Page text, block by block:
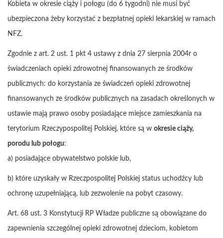
Kobieta w okresie ciąży i połogu (do 6 tygodni) nie musi być
ubezpieczona żeby korzystać z bezpłatnej opieki lekarskiej w ramach
NFZ.
Zgodnie z art. 2 ust. 1 pkt 4 ustawy z dnia 27 sierpnia 2004r o
świadczeniach opieki zdrowotnej finansowanych ze środków
publicznych: do korzystania ze świadczeń opieki zdrowotnej
finansowanych ze środków publicznych na zasadach określonych w
ustawie mają prawo osoby posiadające miejsce zamieszkania na
terytorium Rzeczypospolitej Polskiej, które są w okresie ciąży,
porodu lub połogu:
a) posiadające obywatelstwo polskie lub,
b) które uzyskały w Rzeczpospolitej Polskiej status uchodźcy lub
ochronę uzupełniającą, lub zezwolenie na pobyt czasowy.
Art. 68 ust. 3 Konstytucji RP Władze publiczne są obowiązane do
zapewnienia szczególnej opieki zdrowotnej dzieciom, kobietom